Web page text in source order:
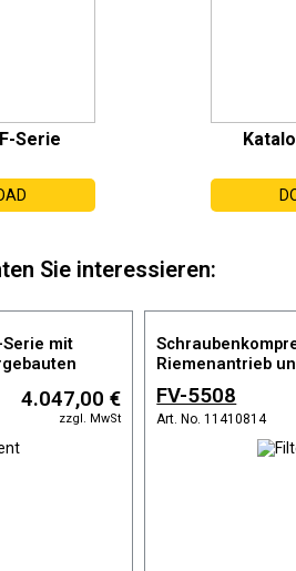
Serie
Sie interessieren:
mit
4.047,00 €
zzgl. MwSt
Riemenantrieb
FV-5508
Art. No. 11410814